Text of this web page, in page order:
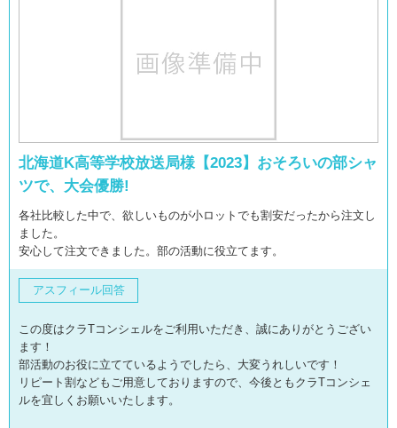
北海道K高等学校放送局様【2023】おそろいの部シャ
ツで、大会優勝!
各社比較した中で、欲しいものが小ロットでも割安だったから注文し
ました。
安心して注文できました。部の活動に役立てます。
アスフィール回答
この度はクラTコンシェルをご利用いただき、誠にありがとうござい
ます！
部活動のお役に立てているようでしたら、大変うれしいです！
リピート割などもご用意しておりますので、今後ともクラTコンシェ
ルを宜しくお願いいたします。